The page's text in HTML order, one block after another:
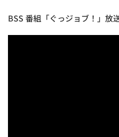
BSS 番組「ぐっジョブ！」放